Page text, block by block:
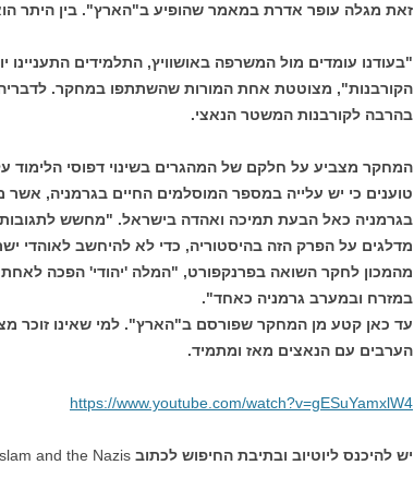
זאת מגלה עופר אדרת במאמר שהופיע ב"הארץ". בין היתר
"בעודנו עומדים מול המשרפה באושוויץ, התלמידים
הקורבנות", מצוטטת אחת המורות שהשתתפו במחקר.
בהרבה לקורבנות המשטר הנאצי.
המחקר מצביע על חלקם של המהגרים בשינוי דפוסי
טוענים כי יש עלייה במספר המוסלמים החיים בגרמניה, אשר
בגרמניה כאל הבעת תמיכה ואהדה בישראל. "מחשש
מדלגים על הפרק הזה בהיסטוריה, כדי לא להיחשב לאוהדי
מהמכון לחקר השואה בפרנקפורט, "המלה 'יהודי' הפכה לאחת
במזרח ובמערב גרמניה כאחד".
עד כאן קטע מן המחקר שפורסם ב"הארץ". למי שאינו זוכר
הערבים עם הנאצים מאז ומתמיד.
https://www.youtube.com/watch?v=gESuYamxlW4
יש להיכנס ליוטיוב ובתיבת החיפוש לכתוב and the Nazis